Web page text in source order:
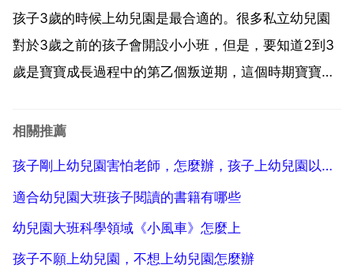
煽情絕對是種挑戰，因為他們的情感還沒有豐富到靠語
言和...
孩子3歲的時候上幼兒園是最合適的。很多私立幼兒園
對於3歲之前的孩子會開設小小班，但是，要知道2到3
歲是寶寶成長過程中的第乙個叛逆期，這個時期寶寶彷
的時候不吃飯的情形幾乎每家都有。而且我們知道3歲
相關推薦
孩子剛上幼兒園害怕老師，怎麼辦，孩子上幼兒園以後老說他怕老師不想上學，怎麼辦
適合幼兒園大班孩子閱讀的書籍有哪些
幼兒園大班科學領域《小風車》怎麼上
孩子不願上幼兒園，不想上幼兒園怎麼辦